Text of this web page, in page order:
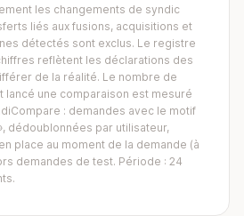
les changements de syndic
liés aux fusions, acquisitions et
détectés sont exclus. Le registre
reflètent les déclarations des
de la réalité. Le nombre de
lancé une comparaison est mesuré
: demandes avec le motif
dédoublonnées par utilisateur,
place au moment de la demande (à
demandes de test. Période : 24